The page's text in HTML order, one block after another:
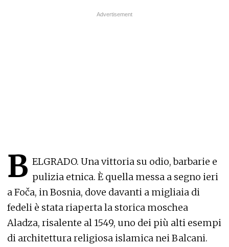
B ELGRADO. Una vittoria su odio, barbarie e
pulizia etnica. È quella messa a segno ieri
a Foča, in Bosnia, dove davanti a migliaia di
fedeli è stata riaperta la storica moschea
Aladza, risalente al 1549, uno dei più alti esempi
di architettura religiosa islamica nei Balcani.